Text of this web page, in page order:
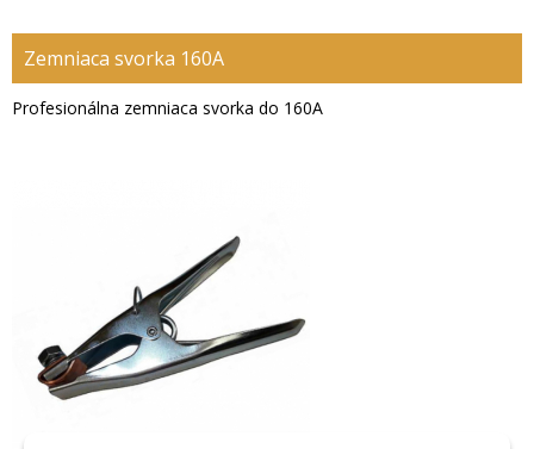
Zemniaca svorka 160A
Profesionálna zemniaca svorka do 160A